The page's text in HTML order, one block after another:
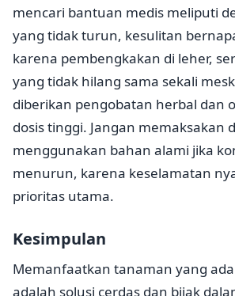
mencari bantuan medis meliputi
yang tidak turun, kesulitan
karena pembengkakan di leher,
yang tidak hilang sama sekali
diberikan pengobatan herbal dan
dosis tinggi. Jangan memaksakan
menggunakan bahan alami jika
menurun, karena keselamatan
prioritas utama.
Kesimpulan
Memanfaatkan tanaman yang
adalah solusi cerdas dan bijak